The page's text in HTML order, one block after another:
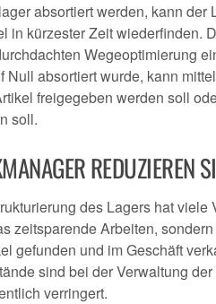
absortiert werden, kann
in kürzester Zeit wiederfinden.
Wegeoptimierung
Null absortiert wurde, kann
freigegeben werden soll
soll.
REDUZIEREN
des Lagers hat
zeitsparende Arbeiten,
gefunden und im Geschäft
sind bei der Verwaltung
verringert.